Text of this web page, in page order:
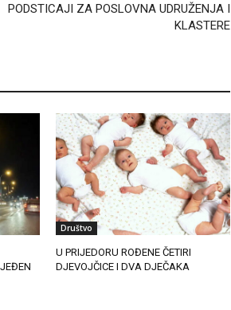
PODSTICAJI ZA POSLOVNA UDRUŽENJA I
KLASTERE
Društvo
U PRIJEDORU ROĐENE ČETIRI
DJEVOJČICE I DVA DJEČAKA